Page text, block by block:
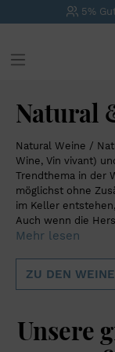
5%
Natural
Natural Weine /
Wine, Vin vivant)
Trendthema in der
möglichst ohne
im Keller
sind. Basis dafür ist
oft der ökologische
Auch wenn die
geregelt ist, bildet
Schönungsmittel
Tongefäßen
ganz ohne Zutun
Mehr lesen
ZU DEN
Unsere